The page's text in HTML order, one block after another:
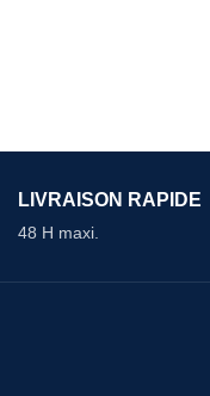
LIVRAISON RAPIDE
48 H maxi.